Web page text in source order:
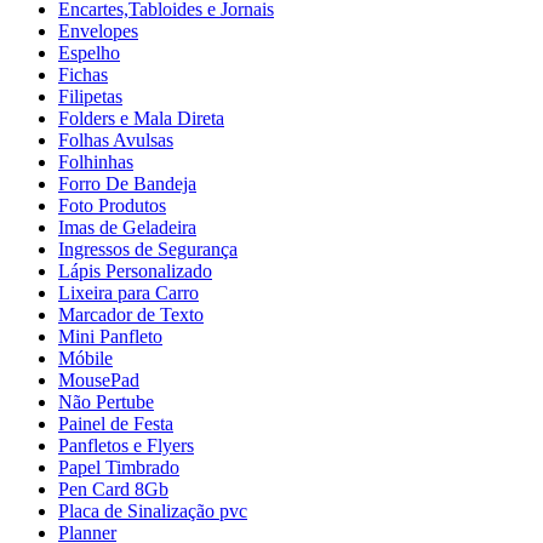
Encartes,Tabloides e Jornais
Envelopes
Espelho
Fichas
Filipetas
Folders e Mala Direta
Folhas Avulsas
Folhinhas
Forro De Bandeja
Foto Produtos
Imas de Geladeira
Ingressos de Segurança
Lápis Personalizado
Lixeira para Carro
Marcador de Texto
Mini Panfleto
Móbile
MousePad
Não Pertube
Painel de Festa
Panfletos e Flyers
Papel Timbrado
Pen Card 8Gb
Placa de Sinalização pvc
Planner